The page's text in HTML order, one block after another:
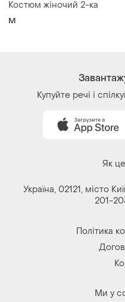
Костюм жіночий 2-ка
M
Купуйте речі і
Як
Україна, 02121, місто
201-
Політика
Ми у